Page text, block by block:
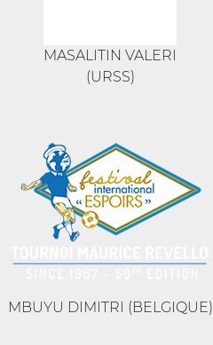
MASALITIN VALERI
(URSS)
MBUYU DIMITRI (BELGIQUE)